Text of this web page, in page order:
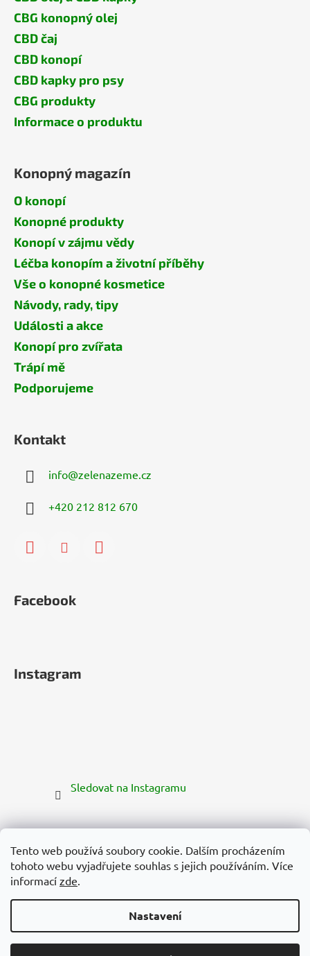
Tento web používá soubory cookie. Dalším procházením
tohoto webu vyjadřujete souhlas s jejich používáním. Více
informací zde.
Nastavení
CBG konopný olej
CBD čaj
CBD konopí
CBD kapky pro psy
CBG produkty
Informace o produktu
Konopný magazín
O konopí
Konopné produkty
Konopí v zájmu vědy
Léčba konopím a životní příběhy
Vše o konopné kosmetice
Návody, rady, tipy
Události a akce
Konopí pro zvířata
Trápí mě
Podporujeme
Kontakt
info@zelenazeme.cz
+420 212 812 670
Facebook
Instagram
Sledovat na Instagramu
Vytvořil Shoptet Premium
Copyright 2026Zelená Země. Všechna práva vyhrazena.